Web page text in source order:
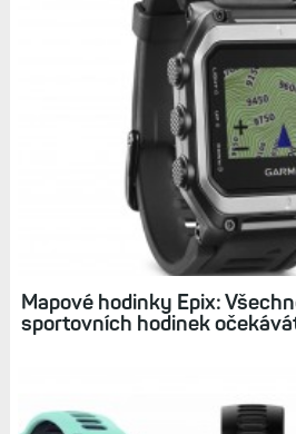
Garmin Forerunner 920XT:
hodinky pro sportovce